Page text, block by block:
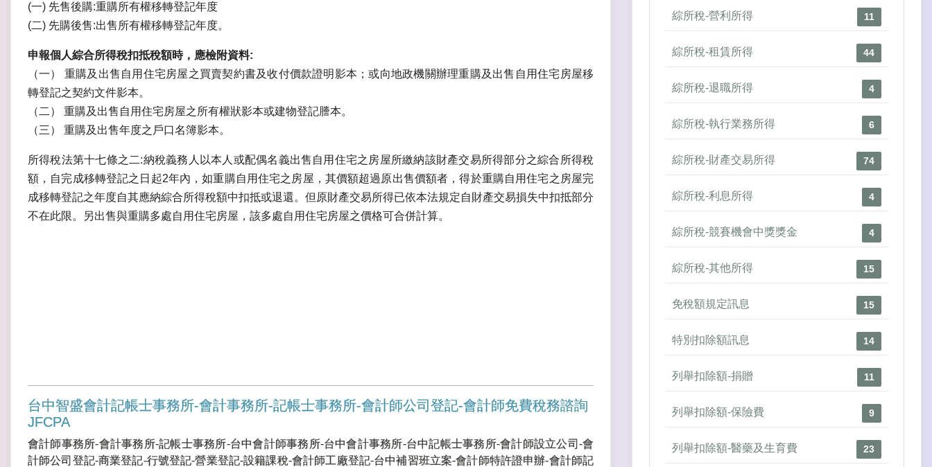
(一) 先售後購:重購所有權移轉登記年度
(二) 先購後售:出售所有權移轉登記年度。
申報個人綜合所得稅扣抵稅額時，應檢附資料:
（一） 重購及出售自用住宅房屋之買賣契約書及收付價款證明影本；或向地政機關辦理重購及出售自用住宅房屋移
轉登記之契約文件影本。
（二） 重購及出售自用住宅房屋之所有權狀影本或建物登記謄本。
（三） 重購及出售年度之戶口名簿影本。
所得稅法第十七條之二:納稅義務人以本人或配偶名義出售自用住宅之房屋所繳納該財產交易所得部分之綜合所得稅
額，自完成移轉登記之日起2年內，如重購自用住宅之房屋，其價額超過原出售價額者，得於重購自用住宅之房屋完
成移轉登記之年度自其應納綜合所得稅額中扣抵或退還。但原財產交易所得已依本法規定自財產交易損失中扣抵部分
不在此限。另出售與重購多處自用住宅房屋，該多處自用住宅房屋之價格可合併計算。
台中智盛會計記帳士事務所-會計事務所-記帳士事務所-會計師公司登記-會計師免費稅務諮詢
JFCPA
會計師事務所-會計事務所-記帳士事務所-台中會計師事務所-台中會計事務所-台中記帳士事務所-會計師設立公司-會
計師公司登記-商業登記-行號登記-營業登記-設籍課稅-會計師工廠登記-台中補習班立案-會計師特許證申辦-會計師記
綜所稅-營利所得 11
綜所稅-租賃所得 44
綜所稅-退職所得 4
綜所稅-執行業務所得 6
綜所稅-財產交易所得 74
綜所稅-利息所得 4
綜所稅-競賽機會中獎獎金 4
綜所稅-其他所得 15
免稅額規定訊息 15
特別扣除額訊息 14
列舉扣除額-捐贈 11
列舉扣除額-保險費 9
列舉扣除額-醫藥及生育費 23